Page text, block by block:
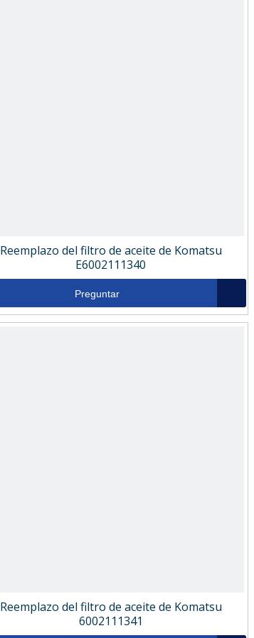
Reemplazo del filtro de aceite de Komatsu
E6002111340
Preguntar
Reemplazo del filtro de aceite de Komatsu
6002111341